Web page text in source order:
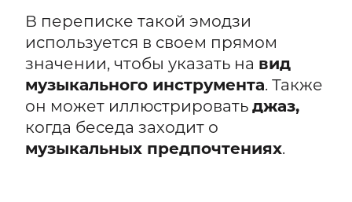
В переписке такой эмодзи
используется в своем прямом
значении, чтобы указать на вид
музыкального инструмента. Также
он может иллюстрировать джаз,
когда беседа заходит о
музыкальных предпочтениях.